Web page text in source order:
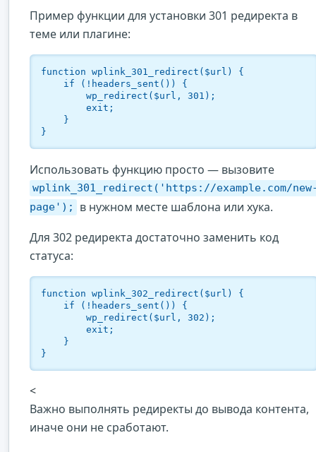
Пример функции для установки 301 редиректа в
теме или плагине:
function wplink_301_redirect($url) {
}
Использовать функцию просто — вызовите
wplink_301_redirect('https://example.com/
page');
в нужном месте шаблона или хука.
Для 302 редиректа достаточно заменить код
статуса:
function wplink_302_redirect($url) {
}
<
Важно выполнять редиректы до вывода контента,
иначе они не сработают.